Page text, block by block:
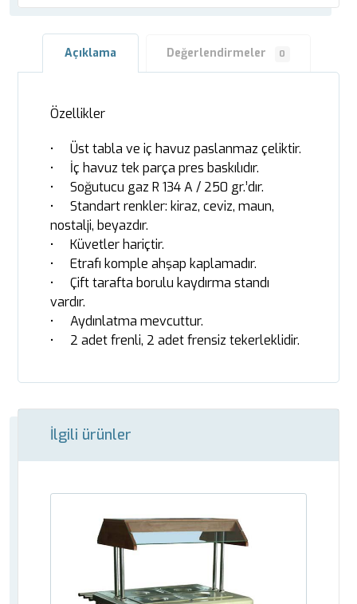
Açıklama Değerlendirmeler 0
Özellikler
• Üst tabla ve iç havuz paslanmaz çeliktir.
• İç havuz tek parça pres baskılıdır.
• Soğutucu gaz R 134 A / 250 gr.’dır.
• Standart renkler: kiraz, ceviz, maun,
nostalji, beyazdır.
• Küvetler hariçtir.
• Etrafı komple ahşap kaplamadır.
• Çift tarafta borulu kaydırma standı
vardır.
• Aydınlatma mevcuttur.
• 2 adet frenli, 2 adet frensiz tekerleklidir.
İlgili ürünler